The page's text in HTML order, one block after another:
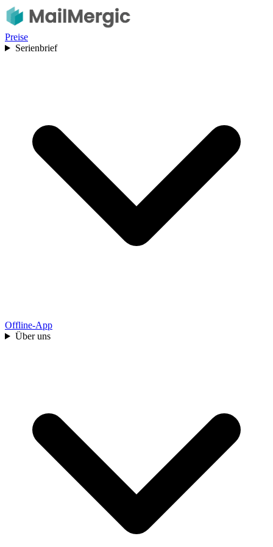
Preise
Serienbrief
Offline-App
Über uns